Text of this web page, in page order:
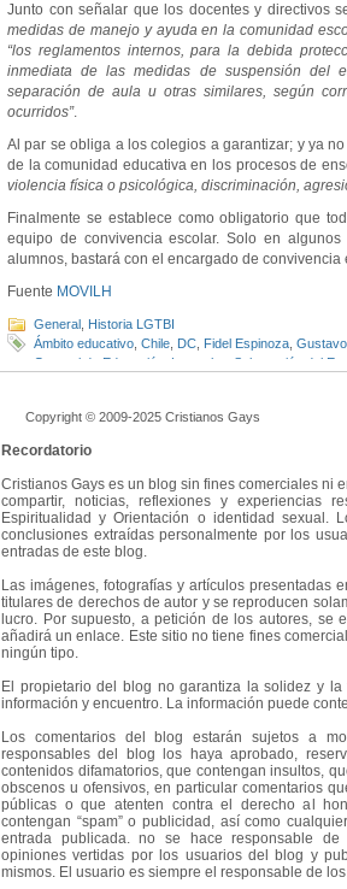
Junto con señalar que los docentes y directivos
medidas de manejo y ayuda en la comunidad
“los reglamentos internos, para la debida
inmediata de las medidas de suspensión del
separación de aula u otras similares, según
ocurridos”.
Al par se obliga a los colegios a garantizar; y ya
de la comunidad educativa en los procesos de
violencia física o psicológica, discriminación,
Finalmente se establece como obligatorio que
equipo de convivencia escolar. Solo en
alumnos, bastará con el encargado de convivencia
Fuente MOVILH
General Historia LGTBI
Ámbito educativo Chile DC Fidel Espinoza
General de Educación
Ley sobre Subvención del
Copyright © 2009-2025 Cristianos Gays
Recordatorio
Cristianos Gays es un blog sin fines comerciales ni
compartir, noticias, reflexiones y experiencias
Espiritualidad y Orientación o identidad sexual.
conclusiones extraídas personalmente por los
entradas de este blog.
Las imágenes, fotografías y artículos presentadas
titulares de derechos de autor y se reproducen
lucro. Por supuesto, a petición de los autores, se
añadirá un enlace. Este sitio no tiene fines
ningún tipo.
El propietario del blog no garantiza la solidez y
información y encuentro. La información puede
Los comentarios del blog estarán sujetos a
responsables del blog los haya aprobado,
contenidos difamatorios, que contengan insultos,
obscenos u ofensivos, en particular comentarios
públicas o que atenten contra el derecho al
contengan “spam” o publicidad, así como
entrada publicada. no se hace responsable de
opiniones vertidas por los usuarios del blog y
mismos. El usuario es siempre el responsable de